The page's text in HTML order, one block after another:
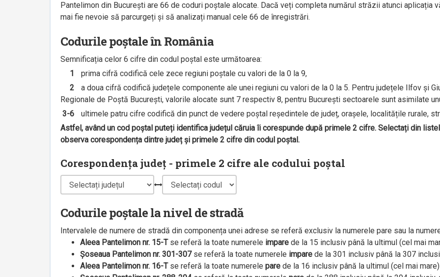
Pantelimon din București are 66 de coduri poștale alocate. Dacă veți completa numărul străzii atunci aplicația
mai fie nevoie să parcurgeți și să analizați manual cele 66 de înregistrări.
Codurile poștale în România
Semnificația celor 6 cifre din codul poștal este următoarea:
1
prima cifră codifică cele zece regiuni poștale cu valori de la 0 la 9,
2
a doua cifră codifică județele componente ale unei regiuni cu valori de la 0 la 5. Pentru județele Ilfov și
Regionale de Poștă București, valorile alocate sunt 7 respectiv 8, pentru București sectoarele sunt asimilate
3-6
ultimele patru cifre codifică din punct de vedere poștal reședintele de județ, orașele, localitățile rurale,
Astfel, având un cod poștal puteți identifica județul căruia îi corespunde după primele 2 cifre. Selectați din
observa corespondența dintre județ și primele 2 cifre din codul poștal.
Corespondența județ - primele 2 cifre ale codului poștal
Codurile poștale la nivel de stradă
Intervalele de numere de stradă din componența unei adrese se referă exclusiv la numerele pare sau la
Aleea Pantelimon nr. 15-Tse referă la toate numerele impare de la 15 inclusiv până la ultimul (cel mai
Șoseaua Pantelimon nr. 301-307se referă la toate numerele impare de la 301 inclusiv până la 307
Aleea Pantelimon nr. 16-Tse referă la toate numerele pare de la 16 inclusiv până la ultimul (cel mai